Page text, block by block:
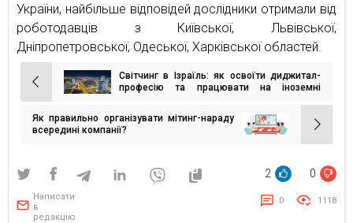
України, найбільше відповідей дослідники отримали від
роботодавців з Київської, Львівської,
Дніпропетровської, Одеської, Харківської областей.
Навігація
записів
Світчинг в Ізраїль: як освоїти диджитал-
професію та працювати на іноземні
Як правильно організувати мітинг-нараду
всередині компанії?
2 0
Написати
в
редакцію
0 1118